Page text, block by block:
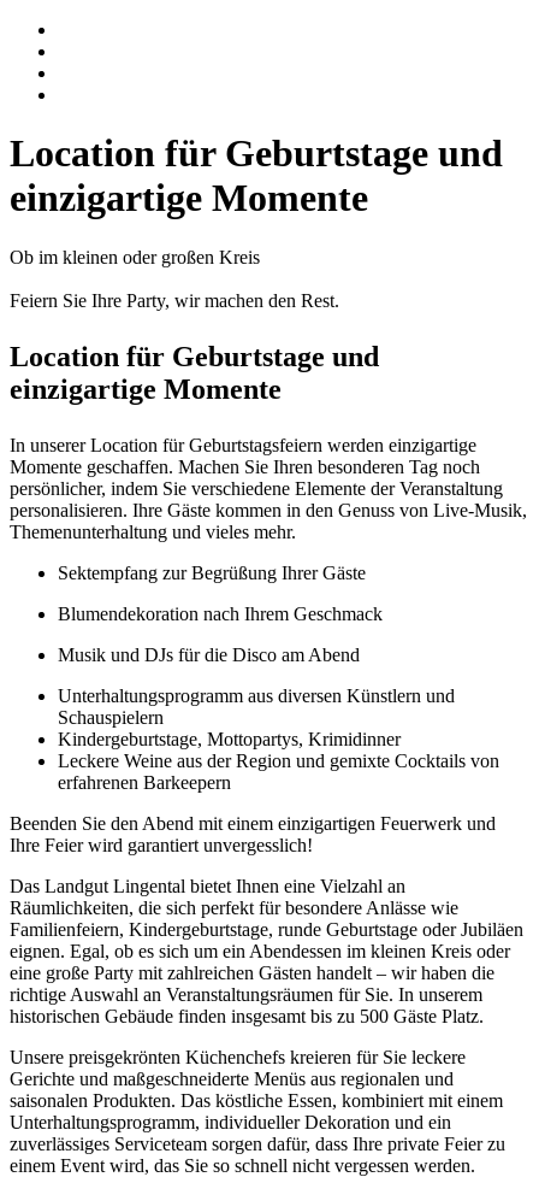
Location für Geburtstage und
einzigartige Momente
Ob im kleinen oder großen Kreis
Feiern Sie Ihre Party, wir machen den Rest.
Location für Geburtstage und
einzigartige Momente
In unserer Location für Geburtstagsfeiern werden einzigartige
Momente geschaffen. Machen Sie Ihren besonderen Tag noch
persönlicher, indem Sie verschiedene Elemente der Veranstaltung
personalisieren. Ihre Gäste kommen in den Genuss von Live-Musik,
Themenunterhaltung und vieles mehr.
Sektempfang zur Begrüßung Ihrer Gäste
Blumendekoration nach Ihrem Geschmack
Musik und DJs für die Disco am Abend
Unterhaltungsprogramm aus diversen Künstlern und
Schauspielern
Kindergeburtstage, Mottopartys, Krimidinner
Leckere Weine aus der Region und gemixte Cocktails von
erfahrenen Barkeepern
Beenden Sie den Abend mit einem einzigartigen Feuerwerk und
Ihre Feier wird garantiert unvergesslich!
Das Landgut Lingental bietet Ihnen eine Vielzahl an
Räumlichkeiten, die sich perfekt für besondere Anlässe wie
Familienfeiern, Kindergeburtstage, runde Geburtstage oder Jubiläen
eignen. Egal, ob es sich um ein Abendessen im kleinen Kreis oder
eine große Party mit zahlreichen Gästen handelt – wir haben die
richtige Auswahl an Veranstaltungsräumen für Sie. In unserem
historischen Gebäude finden insgesamt bis zu 500 Gäste Platz.
Unsere preisgekrönten Küchenchefs kreieren für Sie leckere
Gerichte und maßgeschneiderte Menüs aus regionalen und
saisonalen Produkten. Das köstliche Essen, kombiniert mit einem
Unterhaltungsprogramm, individueller Dekoration und ein
zuverlässiges Serviceteam sorgen dafür, dass Ihre private Feier zu
einem Event wird, das Sie so schnell nicht vergessen werden.